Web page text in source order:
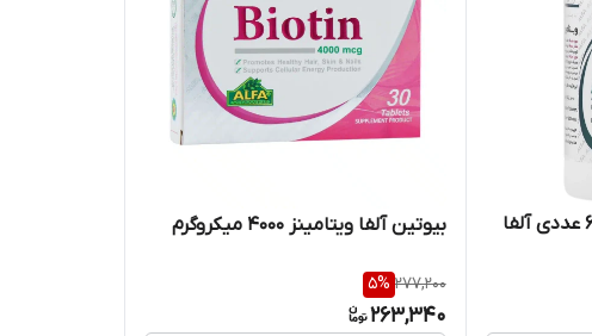
ویتامین ای 400 واحدی 60 عددی آلفا
بیوتین آلفا ویتامینز 4000 میکروگرم
277,200
5%
263,340